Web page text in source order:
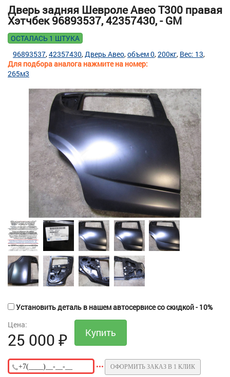
Дверь задняя Шевроле Авео Т300 правая
Хэтчбек 96893537, 42357430, - GM
ОСТАЛАСЬ 1 ШТУКА
Для подбора аналога нажмите на номер:
96893537 42357430 Дверь Авео объем 0 200кг Вес: 13
265м3
Установить деталь в нашем автосервисе со скидкой - 10%
Цена:
25 000 ₽
ОФОРМИТЬ ЗАКАЗ В 1 КЛИК